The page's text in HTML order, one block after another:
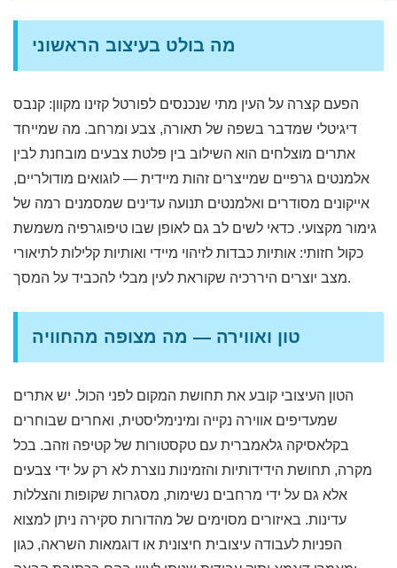
מה בולט בעיצוב הראשוני
הפעם קצרה על העין מתי שנכנסים לפורטל קזינו מקוון: קנבס
דיגיטלי שמדבר בשפה של תאורה, צבע ומרחב. מה שמייחד
אתרים מוצלחים הוא השילוב בין פלטת צבעים מובחנת לבין
אלמנטים גרפיים שמייצרים זהות מיידית — לוגואים מודולריים,
אייקונים מסודרים ואלמנטים תנועה עדינים שמסמנים רמה של
גימור מקצועי. כדאי לשים לב גם לאופן שבו טיפוגרפיה משמשת
כקול חזותי: אותיות כבדות לזיהוי מיידי ואותיות קלילות לתיאורי
מצב יוצרים היררכיה שקוראת לעין מבלי להכביד על המסך.
טון ואווירה — מה מצופה מהחוויה
הטון העיצובי קובע את תחושת המקום לפני הכול. יש אתרים
שמעדיפים אווירה נקייה ומינימליסטית, ואחרים שבוחרים
בקלאסיקה גלאמברית עם טקסטורות של קטיפה וזהב. בכל
מקרה, תחושת הידידותיות והזמינות נוצרת לא רק על ידי צבעים
אלא גם על ידי מרחבים נשימות, מסגרות שקופות והצללות
עדינות. באיזורים מסוימים של מהדורות סקירה ניתן למצוא
הפניות לעבודה עיצובית חיצונית או דוגמאות השראה, כגון